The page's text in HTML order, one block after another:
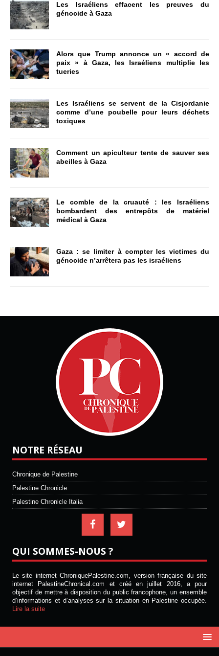
Les Israéliens effacent les preuves du
génocide à Gaza
Alors que Trump annonce un « accord de
paix » à Gaza, les Israéliens multiplie les
tueries
Les Israéliens se servent de la Cisjordanie
comme d’une poubelle pour leurs déchets
toxiques
Comment un apiculteur tente de sauver ses
abeilles à Gaza
Le comble de la cruauté : les Israéliens
bombardent des entrepôts de matériel
médical à Gaza
Gaza : se limiter à compter les victimes du
génocide n’arrêtera pas les israéliens
NOTRE RÉSEAU
Chronique de Palestine
Palestine Chronicle
Palestine Chronicle Italia
QUI SOMMES-NOUS ?
Le site internet ChroniquePalestine.com, version française du site
internet PalestineChronical.com et créé en juillet 2016, a pour
objectif de mettre à disposition du public francophone, un ensemble
d’informations et d’analyses sur la situation en Palestine occupée.
Lire la suite